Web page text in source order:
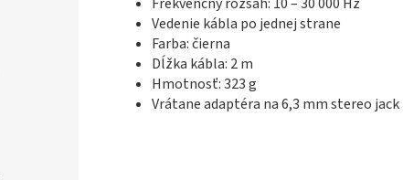
Vedenie kábla po jednej strane
Farba: čierna
Dĺžka kábla: 2 m
Hmotnosť: 323 g
Vrátane adaptéra na 6,3 mm stereo jack